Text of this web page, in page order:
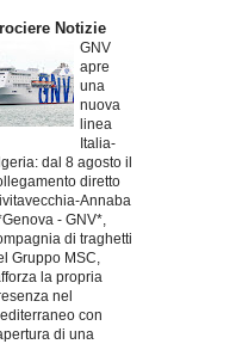
Notizie
GNV
apre
una
nuova
linea
Italia-
dal 8 agosto il
diretto
Annaba
- GNV*,
di traghetti
Gruppo MSC,
la propria
nel
con
di una